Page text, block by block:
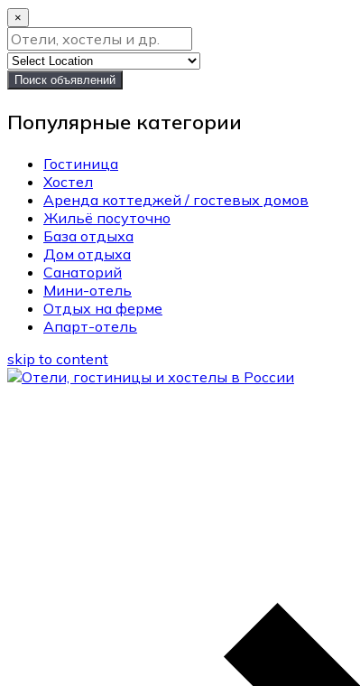
×
Поиск объявлений
Популярные категории
Гостиница
Хостел
Аренда коттеджей / гостевых домов
Жильё посуточно
База отдыха
Дом отдыха
Санаторий
Мини-отель
Отдых на ферме
Апарт-отель
skip to content